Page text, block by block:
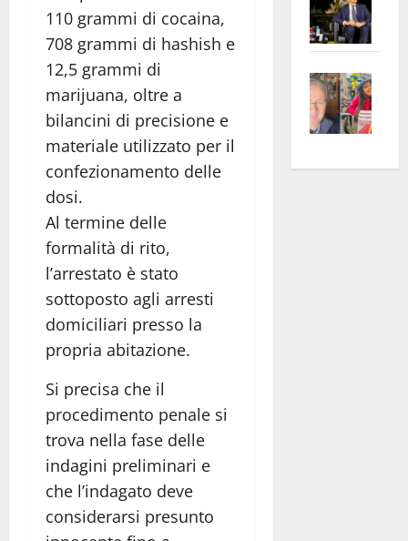
110 grammi di cocaina,
708 grammi di hashish e
12,5 grammi di
marijuana, oltre a
bilancini di precisione e
materiale utilizzato per il
confezionamento delle
dosi.
Al termine delle
formalità di rito,
l’arrestato è stato
sottoposto agli arresti
domiciliari presso la
propria abitazione.
Si precisa che il
procedimento penale si
trova nella fase delle
indagini preliminari e
che l’indagato deve
considerarsi presunto
euro
apre